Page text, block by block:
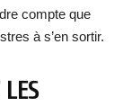
compte que
à s’en sortir.